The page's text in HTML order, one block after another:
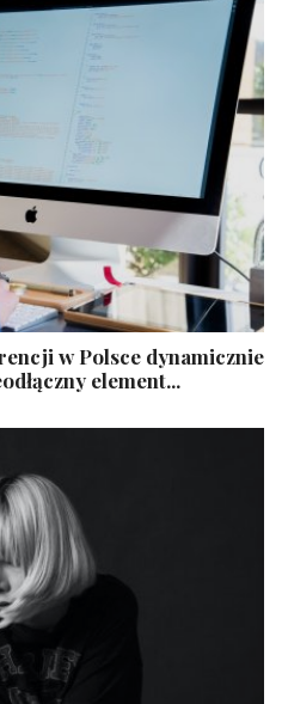
w Polsce dynamicznie
element...